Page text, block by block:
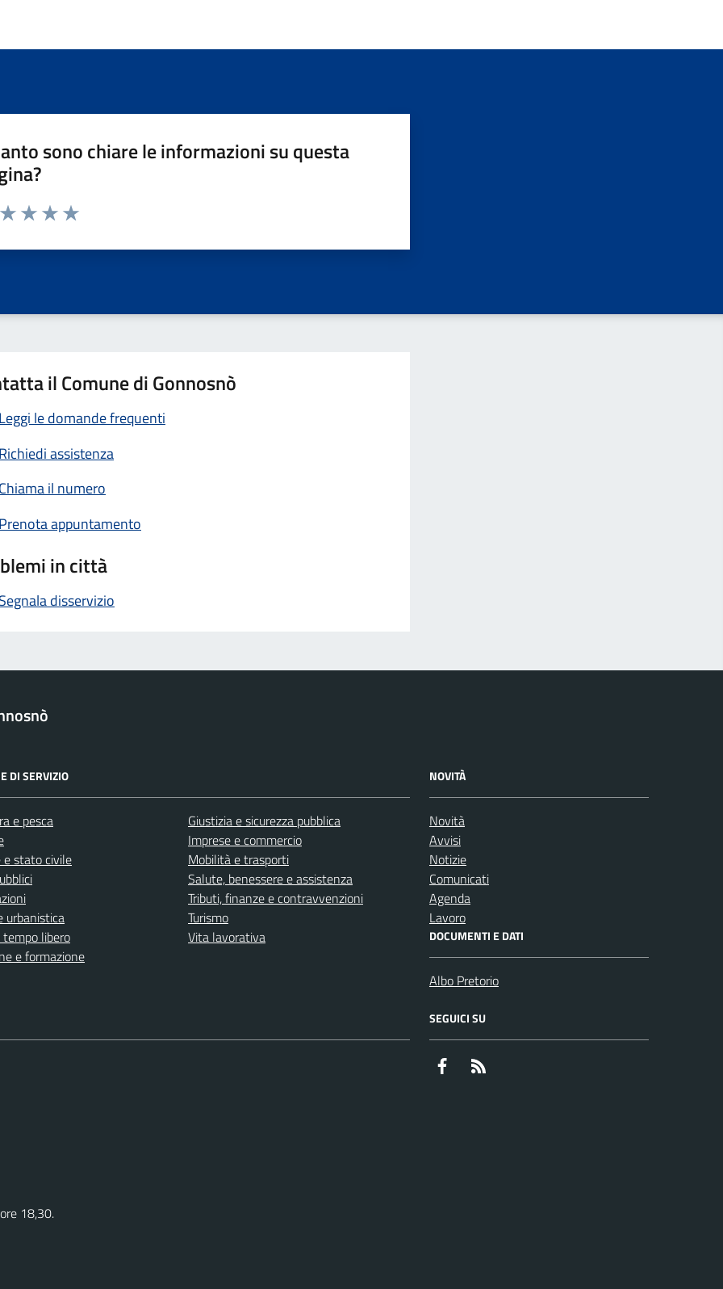
sono chiare le informazioni su questa
da 1 a 5 stelle la pagina
il Comune di Gonnosnò
Leggi le domande frequenti
Richiedi assistenza
Chiama il numero
Prenota appuntamento
in città
Segnala disservizio
DI SERVIZIO
e pesca
e stato civile
urbanistica
libero
e formazione
Giustizia e sicurezza pubblica
Imprese e commercio
Mobilità e trasporti
Salute, benessere e assistenza
Tributi, finanze e contravvenzioni
Turismo
Vita lavorativa
NOVITÀ
Novità
Avvisi
Notizie
Comunicati
Agenda
Lavoro
DOCUMENTI E DATI
Albo Pretorio
18,30.
SEGUICI SU
Facebook